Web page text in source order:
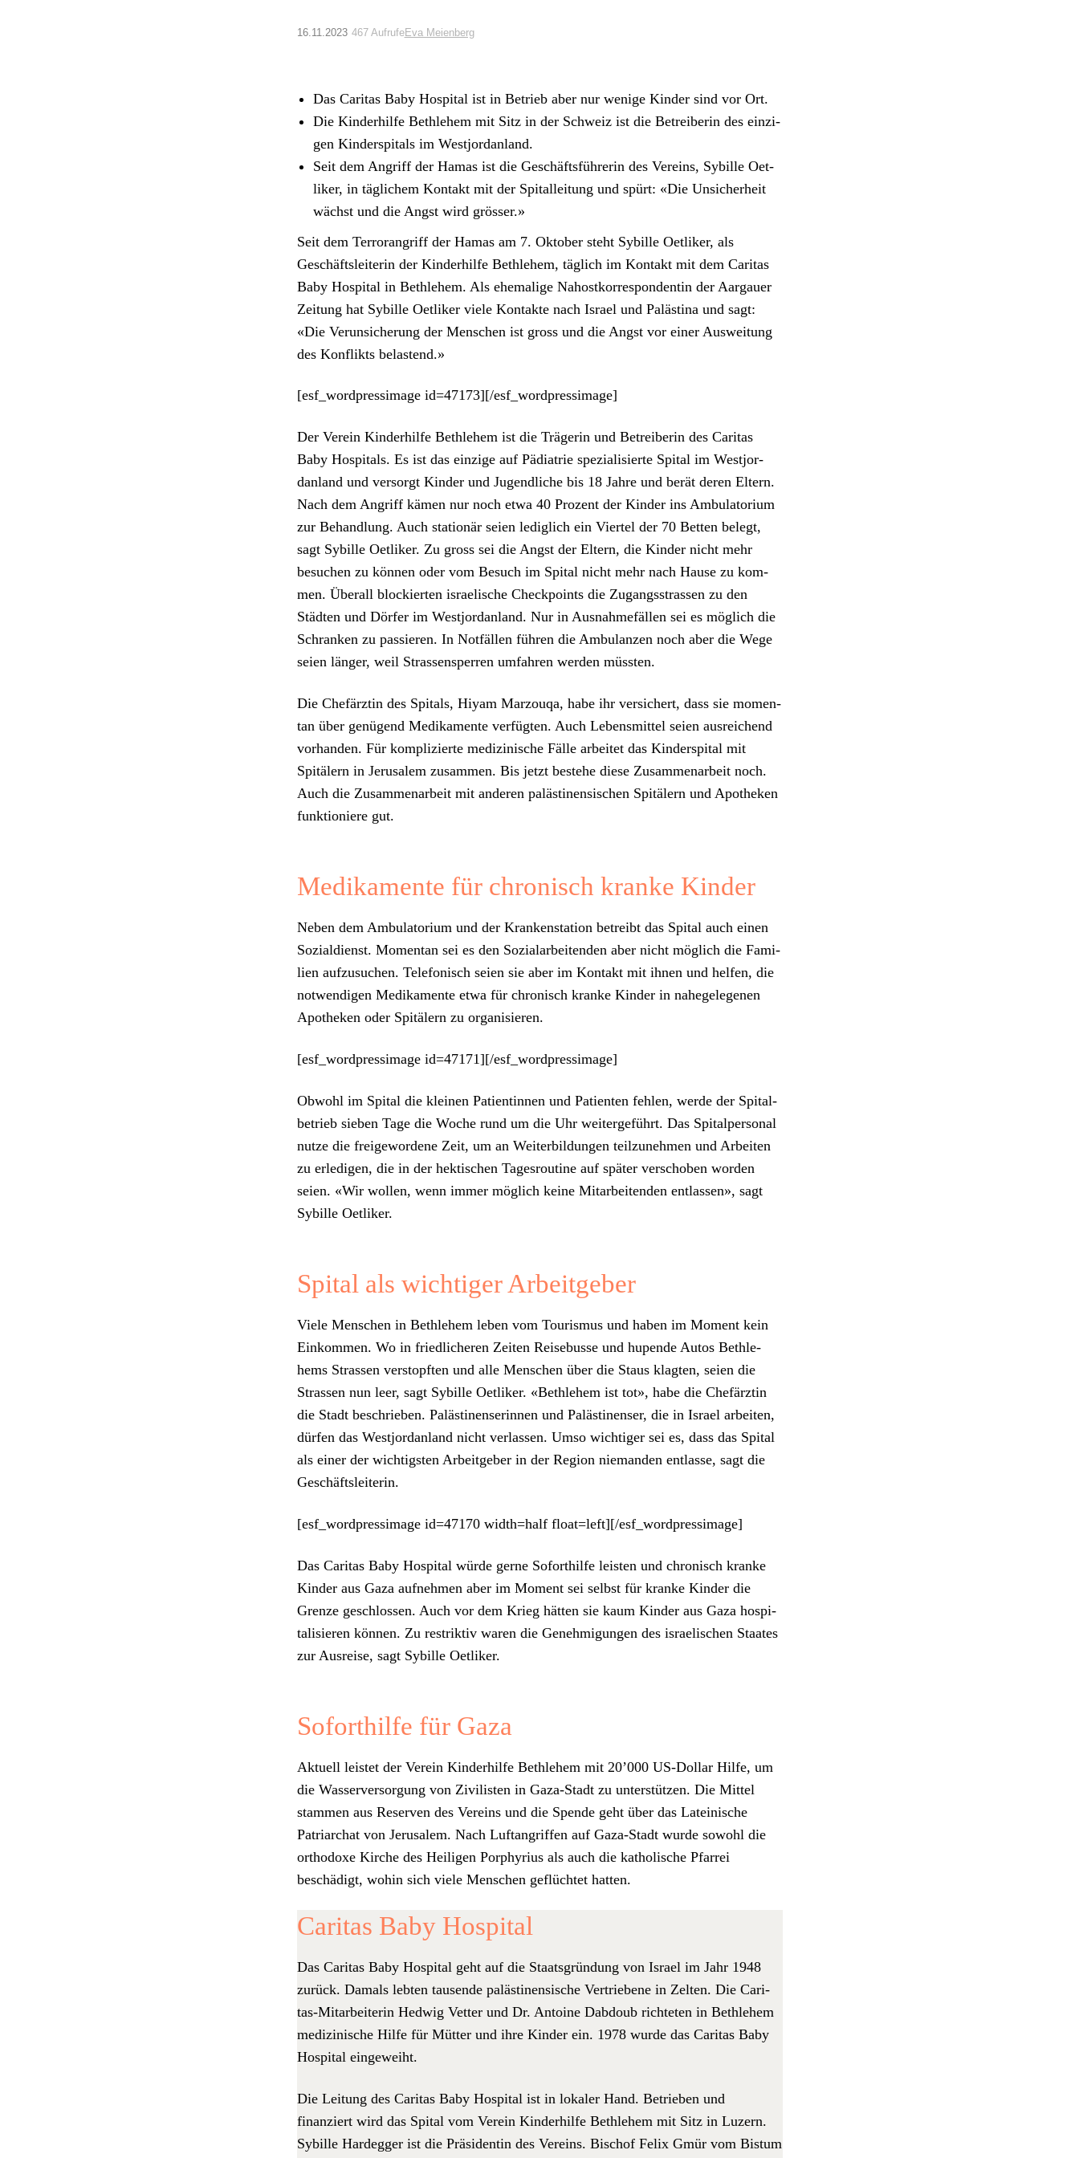
16.11.2023 467 AufrufeEva Meienberg
Das Car­i­tas Baby Hos­pi­tal ist in Betrieb aber nur wenige Kinder sind vor Ort.
Die Kinder­hil­fe Beth­le­hem mit Sitz in der Schweiz ist die Betreiberin des einzi­
gen Kinder­spi­tals im West­jor­dan­land.
Seit dem Angriff der Hamas ist die Geschäfts­führerin des Vere­ins, Sybille Oet­
lik­er, in täglichem Kon­takt mit der Spi­talleitung und spürt: «Die Unsicher­heit
wächst und die Angst wird gröss­er.»
Seit dem Ter­ro­ran­griff der Hamas am 7. Okto­ber ste­ht Sybille Oet­lik­er, als
Geschäft­slei­t­erin der Kinder­hil­fe Beth­le­hem, täglich im Kon­takt mit dem Car­i­tas
Baby Hos­pi­tal in Beth­le­hem. Als ehe­ma­lige Nahostko­r­re­spon­dentin der Aar­gauer
Zeitung hat Sybille Oet­lik­er viele Kon­tak­te nach Israel und Palästi­na und sagt:
«Die Verun­sicherung der Men­schen ist gross und die Angst vor ein­er Ausweitung
des Kon­flik­ts belas­tend.»
[esf_wordpressimage id=47173][/esf_wordpressimage]
Der Vere­in Kinder­hil­fe Beth­le­hem ist die Trägerin und Betreiberin des Car­i­tas
Baby Hos­pi­tals. Es ist das einzige auf Pädi­a­trie spezial­isierte Spi­tal im West­jor­
dan­land und ver­sorgt Kinder und Jugendliche bis 18 Jahre und berät deren Eltern.
Nach dem Angriff kämen nur noch etwa 40 Prozent der Kinder ins Ambu­la­to­ri­um
zur Behand­lung. Auch sta­tionär seien lediglich ein Vier­tel der 70 Bet­ten belegt,
sagt Sybille Oet­lik­er. Zu gross sei die Angst der Eltern, die Kinder nicht mehr
besuchen zu kön­nen oder vom Besuch im Spi­tal nicht mehr nach Hause zu kom­
men. Über­all block­ierten israelis­che Check­points die Zugangsstrassen zu den
Städten und Dör­fer im West­jor­dan­land. Nur in Aus­nah­me­fällen sei es möglich die
Schranken zu passieren. In Not­fällen führen die Ambu­lanzen noch aber die Wege
seien länger, weil Strassensper­ren umfahren wer­den müssten.
Die Chefärztin des Spi­tals, Hiyam Mar­zouqa, habe ihr ver­sichert, dass sie momen­
tan über genü­gend Medika­mente ver­fügten. Auch Lebens­mit­tel seien aus­re­ichend
vorhan­den. Für kom­plizierte medi­zinis­che Fälle arbeit­et das Kinder­spi­tal mit
Spitälern in Jerusalem zusam­men. Bis jet­zt beste­he diese Zusam­me­nar­beit noch.
Auch die Zusam­me­nar­beit mit anderen palästi­nen­sis­chen Spitälern und Apotheken
funk­tion­iere gut.
Medikamente für chronisch kranke Kinder
Neben dem Ambu­la­to­ri­um und der Kranken­sta­tion betreibt das Spi­tal auch einen
Sozial­dienst. Momen­tan sei es den Sozialar­bei­t­en­den aber nicht möglich die Fam­i­
lien aufzusuchen. Tele­fonisch seien sie aber im Kon­takt mit ihnen und helfen, die
notwendi­gen Medika­mente etwa für chro­nisch kranke Kinder in nahegele­ge­nen
Apotheken oder Spitälern zu organ­isieren.
[esf_wordpressimage id=47171][/esf_wordpressimage]
Obwohl im Spi­tal die kleinen Pati­entin­nen und Patien­ten fehlen, werde der Spi­tal­
be­trieb sieben Tage die Woche rund um die Uhr weit­erge­führt. Das Spi­talper­son­al
nutze die freige­wor­dene Zeit, um an Weit­er­bil­dun­gen teilzunehmen und Arbeit­en
zu erledi­gen, die in der hek­tis­chen Tages­rou­tine auf später ver­schoben wor­den
seien. «Wir wollen, wenn immer möglich keine Mitar­bei­t­en­den ent­lassen», sagt
Sybille Oet­lik­er.
Spital als wichtiger Arbeitgeber
Viele Men­schen in Beth­le­hem leben vom Touris­mus und haben im Moment kein
Einkom­men. Wo in friedlicheren Zeit­en Reise­busse und hupende Autos Beth­le­
hems Strassen ver­stopften und alle Men­schen über die Staus klagten, seien die
Strassen nun leer, sagt Sybille Oet­lik­er. «Beth­le­hem ist tot», habe die Chefärztin
die Stadt beschrieben. Palästi­nenserin­nen und Palästi­nenser, die in Israel arbeit­en,
dür­fen das West­jor­dan­land nicht ver­lassen. Umso wichtiger sei es, dass das Spi­tal
als ein­er der wichtig­sten Arbeit­ge­ber in der Region nie­man­den ent­lasse, sagt die
Geschäft­slei­t­erin.
[esf_wordpressimage id=47170 width=half float=left][/esf_wordpressimage]
Das Car­i­tas Baby Hos­pi­tal würde gerne Soforthil­fe leis­ten und chro­nisch kranke
Kinder aus Gaza aufnehmen aber im Moment sei selb­st für kranke Kinder die
Gren­ze geschlossen. Auch vor dem Krieg hät­ten sie kaum Kinder aus Gaza hos­pi­
tal­isieren kön­nen. Zu restrik­tiv waren die Genehmi­gun­gen des israelis­chen Staates
zur Aus­reise, sagt Sybille Oet­lik­er.
Soforthilfe für Gaza
Aktuell leis­tet der Vere­in Kinder­hil­fe Beth­le­hem mit 20’000 US-Dol­lar Hil­fe, um
die Wasserver­sorgung von Zivilis­ten in Gaza-Stadt zu unter­stützen. Die Mit­tel
stam­men aus Reser­ven des Vere­ins und die Spende geht über das Lateinis­che
Patri­ar­chat von Jerusalem. Nach Luftan­grif­f­en auf Gaza-Stadt wurde sowohl die
ortho­doxe Kirche des Heili­gen Por­phyrius als auch die katholis­che Pfar­rei
beschädigt, wohin sich viele Men­schen geflüchtet hat­ten.
Caritas Baby Hospital
Das Car­i­tas Baby Hos­pi­tal geht auf die Staats­grün­dung von Israel im Jahr 1948
zurück. Damals lebten tausende palästi­nen­sis­che Ver­triebene in Zel­ten. Die Car­i­
tas-Mitar­bei­t­erin Hed­wig Vet­ter und Dr. Antoine Dab­doub richteten in Beth­le­hem
medi­zinis­che Hil­fe für Müt­ter und ihre Kinder ein. 1978 wurde das Car­i­tas Baby
Hos­pi­tal eingewei­ht.
Die Leitung des Car­i­tas Baby Hos­pi­tal ist in lokaler Hand. Betrieben und
finanziert wird das Spi­tal vom Vere­in Kinder­hil­fe Beth­le­hem mit Sitz in Luzern.
Sybille Hard­eg­ger ist die Präsi­dentin des Vere­ins. Bischof Felix Gmür vom Bis­tum